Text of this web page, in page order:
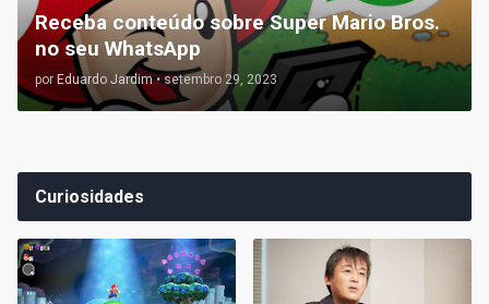
Receba conteúdo sobre Super Mario Bros.
no seu WhatsApp
por Eduardo Jardim • setembro 29, 2023
Curiosidades